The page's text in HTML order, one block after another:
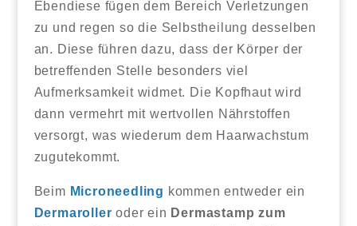
Ebendiese fügen dem Bereich Verletzungen
zu und regen so die Selbstheilung desselben
an. Diese führen dazu, dass der Körper der
betreffenden Stelle besonders viel
Aufmerksamkeit widmet. Die Kopfhaut wird
dann vermehrt mit wertvollen Nährstoffen
versorgt, was wiederum dem Haarwachstum
zugutekommt.
Beim Microneedling kommen entweder ein
Dermaroller oder ein Dermastamp zum